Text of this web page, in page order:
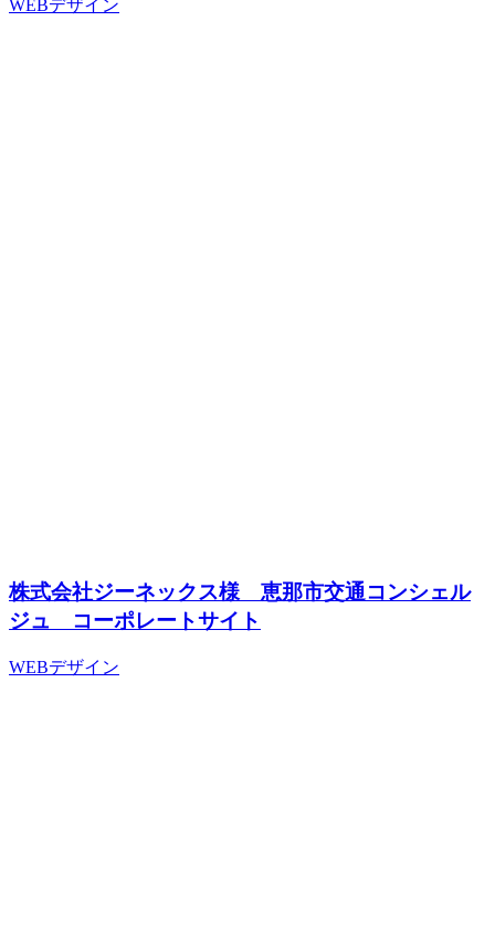
WEBデザイン
株式会社ジーネックス様 恵那市交通コンシェル
ジュ コーポレートサイト
WEBデザイン